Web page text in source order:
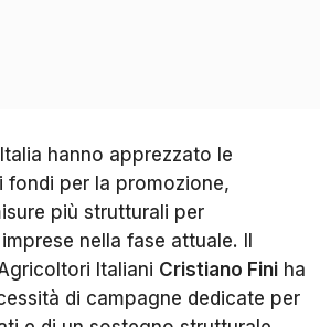
hanno apprezzato le
fondi per la promozione,
più strutturali per
nella fase attuale. Il
Italiani Cristiano Fini ha
di campagne dedicate per